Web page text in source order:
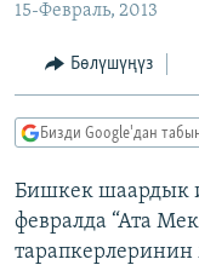
МАДАНИЯТ
ТВ ПРОГРАММАЛАР
БҮГҮН АЗАТТЫКТА
ДАНИСТЕ
ПОДКАСТ
ОНЛАЙН ШЕРИНЕ
15-Февраль, 2013
Бөлүшүңүз
Бизди Google'дан
Бишкек шаардык
февралда “Ата